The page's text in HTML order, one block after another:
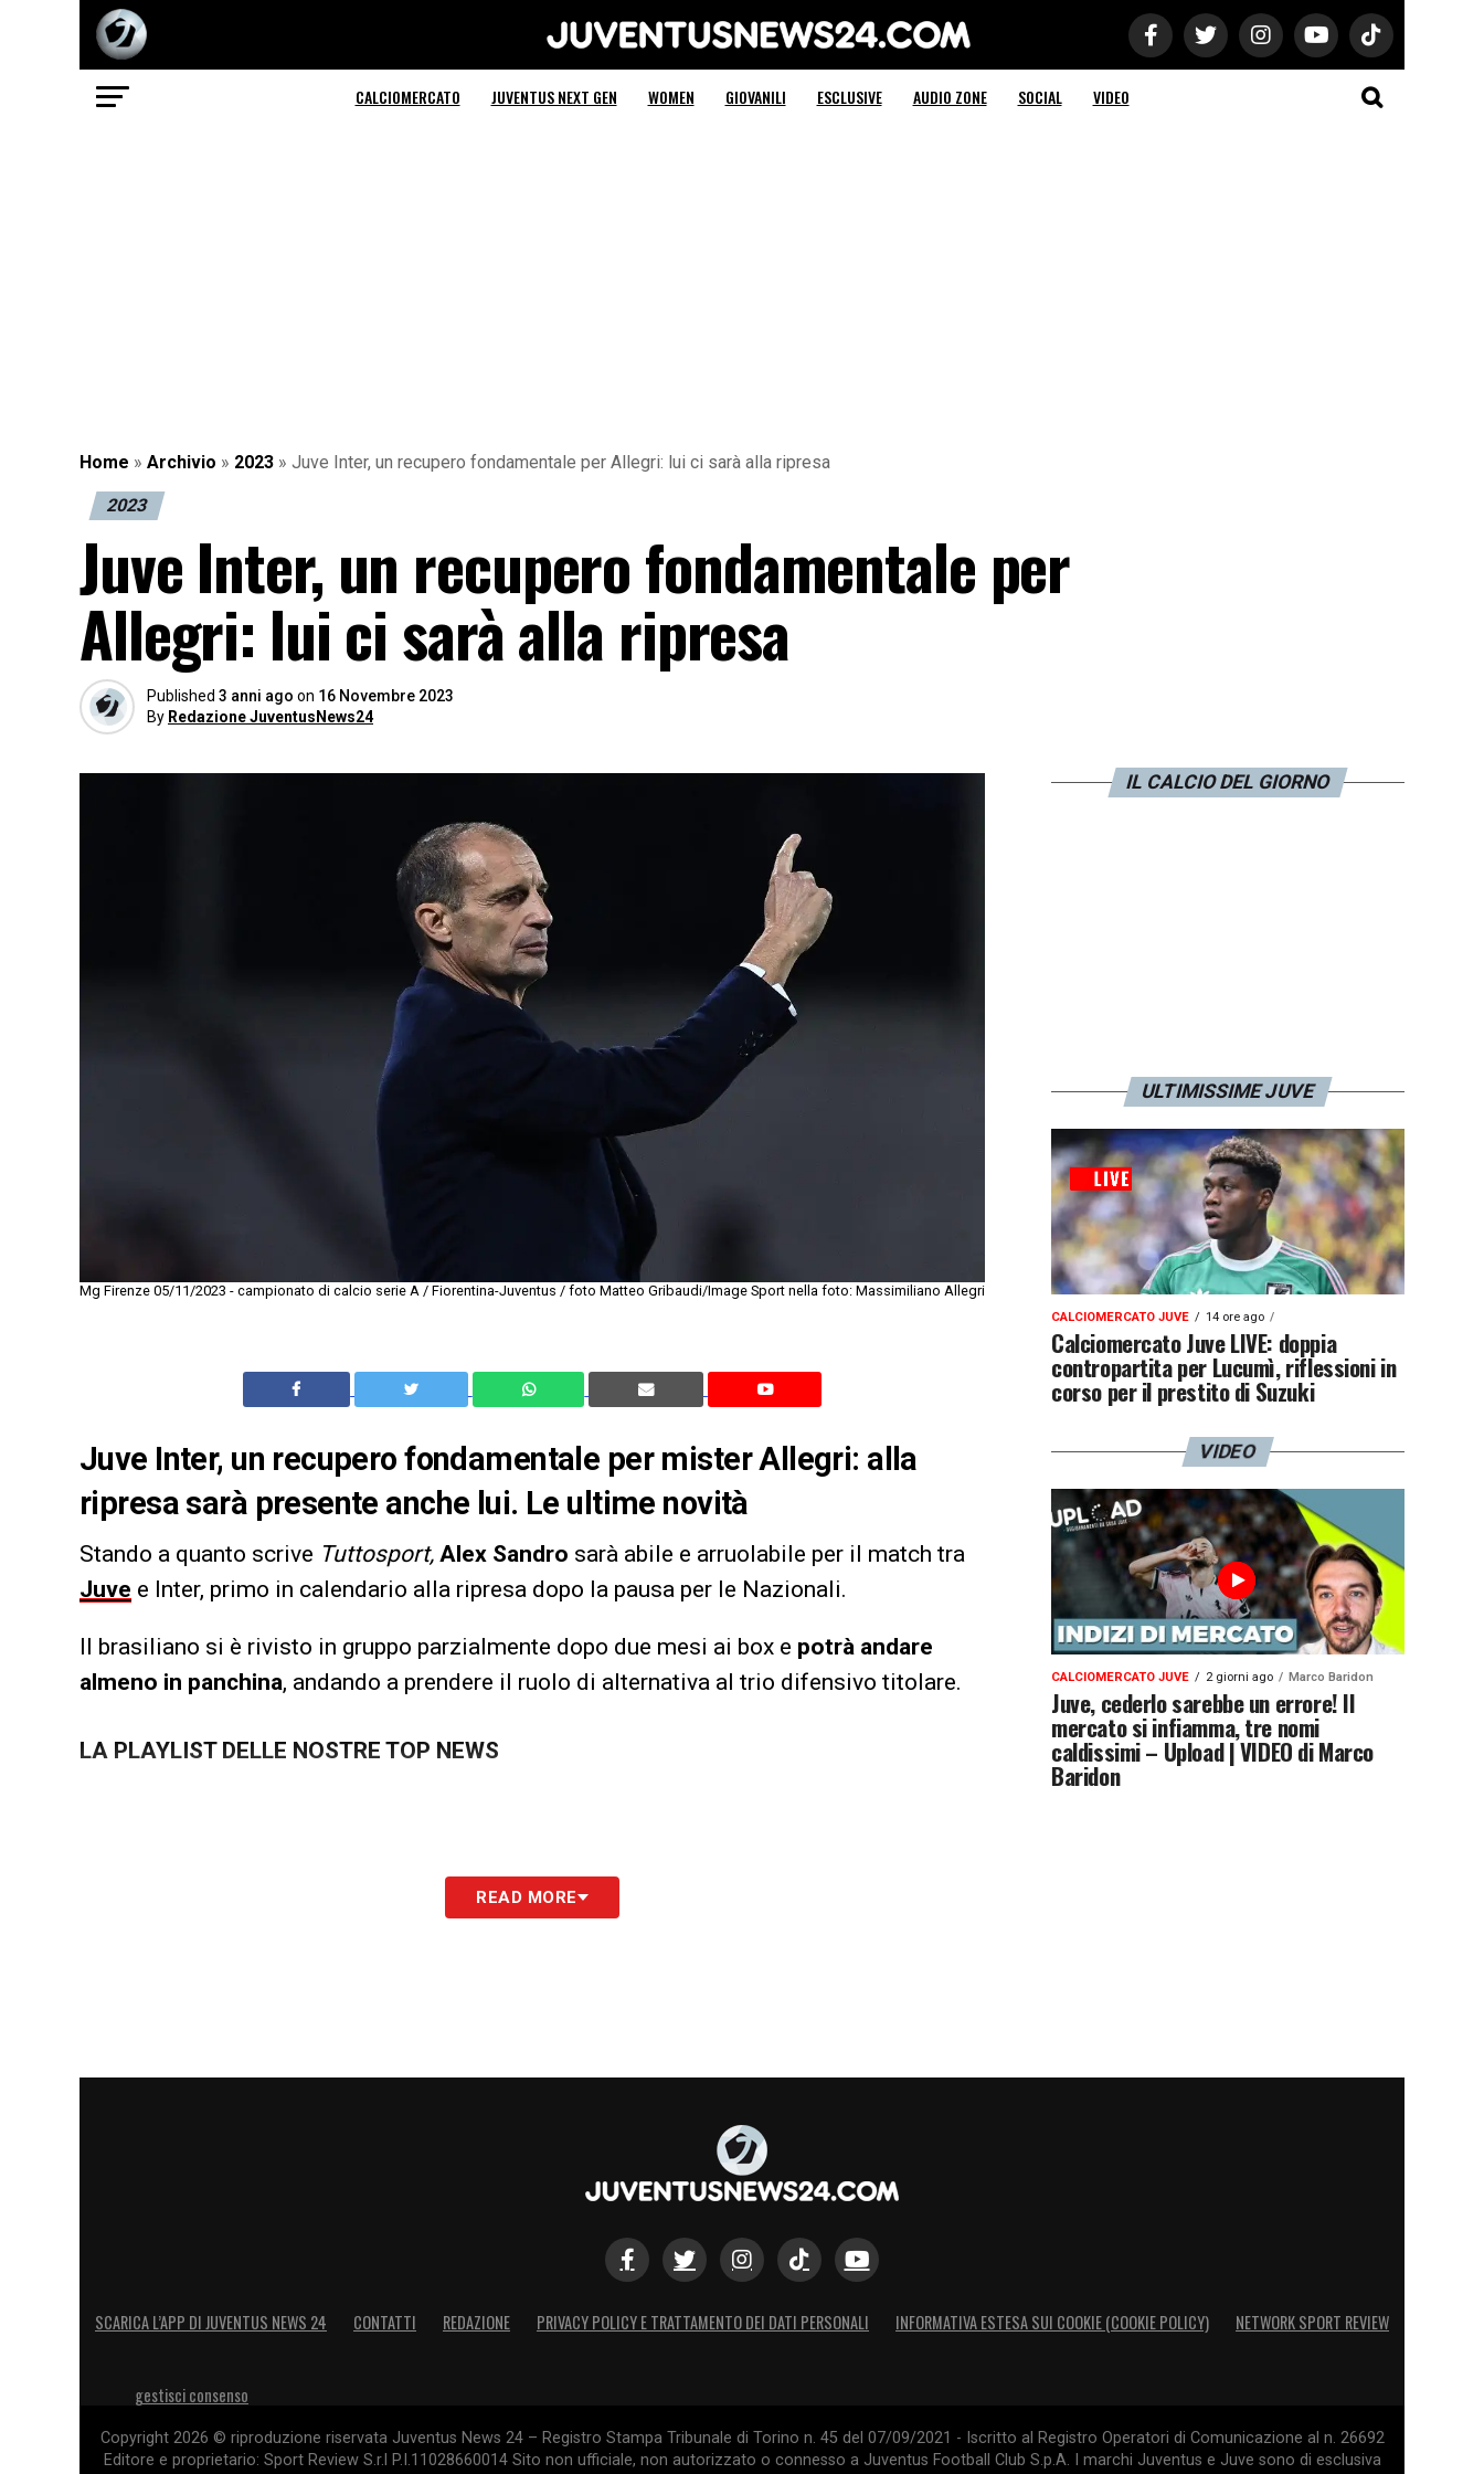
Juventus News 24
CALCIOMERCATO JUVENTUS NEXT GEN WOMEN GIOVANILI ESCLUSIVE AUDIO ZONE SOCIAL VIDEO
Home » Archivio » 2023 » Juve Inter, un recupero fondamentale per Allegri: lui ci sarà alla ripresa
2023
Juve Inter, un recupero fondamentale per
Allegri: lui ci sarà alla ripresa
Published 3 anni ago on 16 Novembre 2023
By Redazione JuventusNews24
Mg Firenze 05/11/2023 - campionato di calcio serie A / Fiorentina-Juventus / foto Matteo Gribaudi/Image Sport nella foto: Massimiliano Allegri
Juve Inter, un recupero fondamentale per mister Allegri: alla
ripresa sarà presente anche lui. Le ultime novità
Stando a quanto scrive Tuttosport, Alex Sandro sarà abile e arruolabile per il match tra
Juve e Inter, primo in calendario alla ripresa dopo la pausa per le Nazionali.
Il brasiliano si è rivisto in gruppo parzialmente dopo due mesi ai box e potrà andare
almeno in panchina, andando a prendere il ruolo di alternativa al trio difensivo titolare.
LA PLAYLIST DELLE NOSTRE TOP NEWS
READ MORE
IL CALCIO DEL GIORNO
ULTIMISSIME JUVE
CALCIOMERCATO JUVE 14 ore ago
Calciomercato Juve LIVE: doppia
contropartita per Lucumì, riflessioni in
corso per il prestito di Suzuki
VIDEO
CALCIOMERCATO JUVE 2 giorni ago Marco Baridon
Juve, cederlo sarebbe un errore! Il
mercato si infiamma, tre nomi
caldissimi – Upload | VIDEO di Marco
Baridon
SCARICA L’APP DI JUVENTUS NEWS 24 CONTATTI REDAZIONE PRIVACY POLICY E TRATTAMENTO DEI DATI PERSONALI INFORMATIVA ESTESA SUI COOKIE (COOKIE POLICY) NETWORK SPORT REVIEW
gestisci consenso
Copyright 2026 © riproduzione riservata Juventus News 24 – Registro Stampa Tribunale di Torino n. 45 del 07/09/2021 - Iscritto al Registro Operatori di Comunicazione al n. 26692
Editore e proprietario: Sport Review S.r.l P.I.11028660014 Sito non ufficiale, non autorizzato o connesso a Juventus Football Club S.p.A. I marchi Juventus e Juve sono di esclusiva